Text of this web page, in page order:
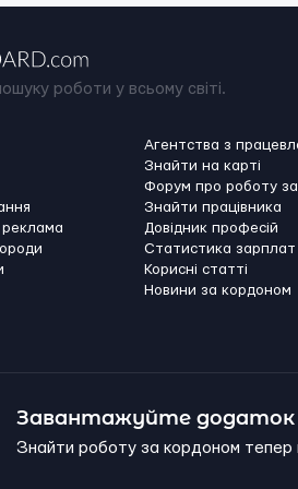
роботи у всьому світі.
Агентства з
Знайти на карті
Форум про роботу
Знайти працівника
Довідник професій
Статистика зарплат
Корисні статті
Новини за кордоном
Завантажуйте додаток
Знайти роботу за кордоном тепер